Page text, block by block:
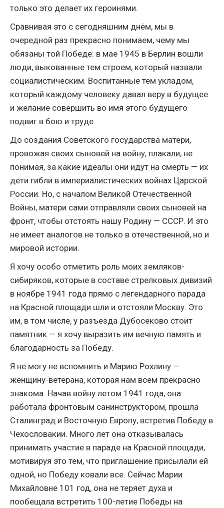
только это делает их героинями.
Сравнивая это с сегодняшним днём, мы в
очередной раз прекрасно понимаем, чему мы
обязаны той Победе: в мае 1945 в Берлин вошли
люди, выкованные тем строем, который назвали
социалистическим. Воспитанные тем укладом,
который каждому человеку давал веру в будущее
и желание совершить во имя этого будущего
подвиг в бою и труде.
До создания Советского государства матери,
провожая своих сыновей на войну, плакали, не
понимая, за какие идеалы они идут на смерть — их
дети гибли в империалистических войнах Царской
России. Но, с началом Великой Отечественной
Войны, матери сами отправляли своих сыновей на
фронт, чтобы отстоять нашу Родину — СССР. И это
не имеет аналогов не только в отечественной, но и
мировой истории.
Я хочу особо отметить роль моих земляков-
сибиряков, которые в составе стрелковых дивизий
в ноябре 1941 года прямо с легендарного парада
на Красной площади шли и отстояли Москву. Это
им, в том числе, у разъезда Дубосеково стоит
памятник — я хочу выразить им вечную память и
благодарность за Победу.
Я не могу не вспомнить и Марию Рохлину —
женщину-ветерана, которая нам всем прекрасно
знакома. Начав войну летом 1941 года, она
работала фронтовым санинструктором, прошла
Сталинград и Восточную Европу, встретив Победу в
Чехословакии. Много лет она отказывалась
принимать участие в параде на Красной площади,
мотивируя это тем, что приглашение присылали ей
одной, но Победу ковали все. Сейчас Марии
Михайловне 101 год, она не теряет духа и
пообещала встретить 100-летие Победы на